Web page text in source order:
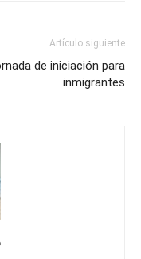
Artículo siguiente
de iniciación para
inmigrantes